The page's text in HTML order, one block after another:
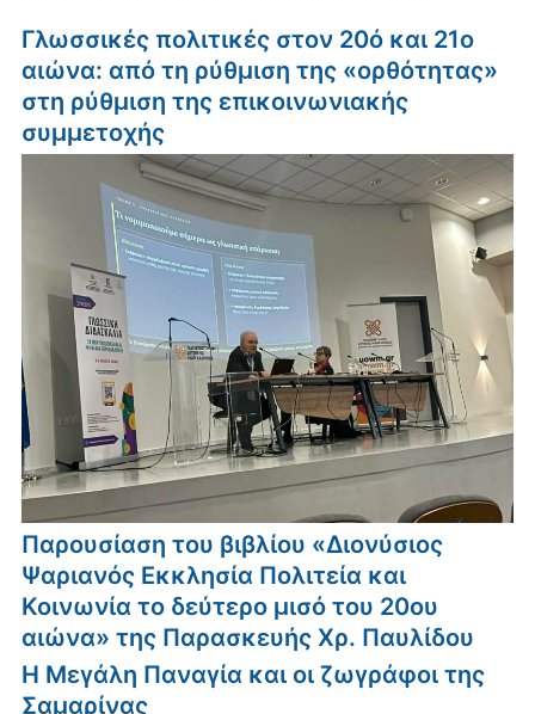
Γλωσσικές πολιτικές στον 20ό και 21ο
αιώνα: από τη ρύθμιση της «ορθότητας»
στη ρύθμιση της επικοινωνιακής
συμμετοχής
Παρουσίαση του βιβλίου «Διονύσιος
Ψαριανός Εκκλησία Πολιτεία και
Κοινωνία το δεύτερο μισό του 20ου
αιώνα» της Παρασκευής Χρ. Παυλίδου
Η Μεγάλη Παναγία και οι ζωγράφοι της
Σαμαρίνας